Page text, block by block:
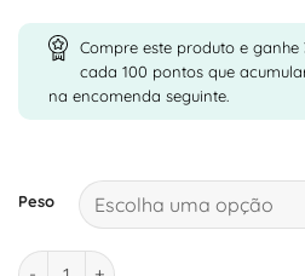
Compre este produto e ganhe
cada 100 pontos que
na encomenda seguinte.
Peso
Quantidade de Josera Medi Maxi